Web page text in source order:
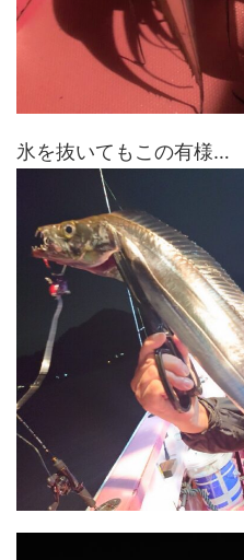
氷を抜いてもこの有様…